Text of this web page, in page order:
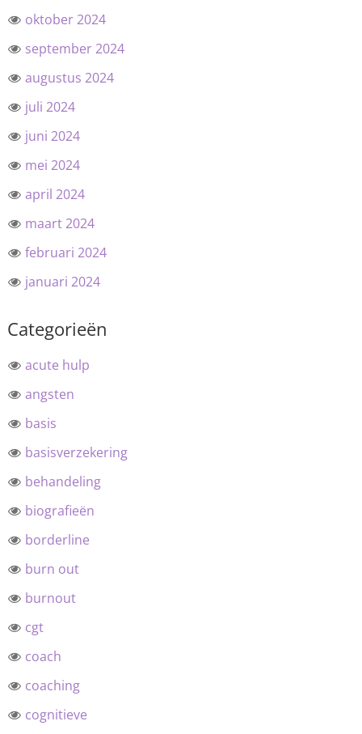
oktober 2024
september 2024
augustus 2024
juli 2024
juni 2024
mei 2024
april 2024
maart 2024
februari 2024
januari 2024
Categorieën
acute hulp
angsten
basis
basisverzekering
behandeling
biografieën
borderline
burn out
burnout
cgt
coach
coaching
cognitieve